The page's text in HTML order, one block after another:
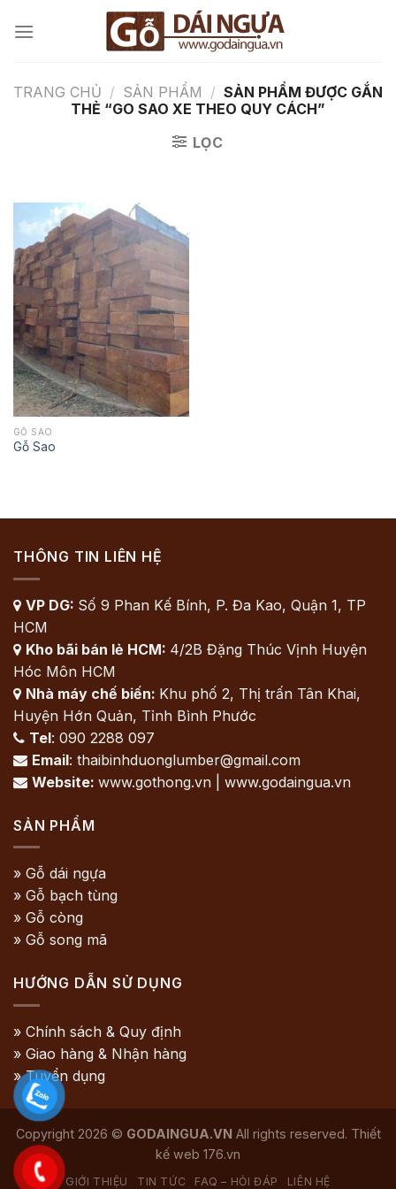
đến
TRANG CHỦ / SẢN PHẨM / SẢN PHẨM ĐƯỢC GẮN
THẺ “GO SAO XE THEO QUY CÁCH”
LỌC
GỖ SAO
Gỗ Sao
THÔNG TIN LIÊN HỆ
 VP DG: Số 9 Phan Kế Bính, P. Đa Kao, Quận 1, TP
HCM
 Kho bãi bán lẻ HCM: 4/2B Đặng Thúc Vịnh Huyện
Hóc Môn HCM
 Nhà máy chế biến: Khu phố 2, Thị trấn Tân Khai,
Huyện Hớn Quản, Tỉnh Bình Phước
 Tel: 090 2288 097
 Email: thaibinhduonglumber@gmail.com
 Website: www.gothong.vn | www.godaingua.vn
SẢN PHẨM
» Gỗ dái ngựa
» Gỗ bạch tùng
» Gỗ còng
» Gỗ song mã
HƯỚNG DẪN SỬ DỤNG
» Chính sách & Quy định
» Giao hàng & Nhận hàng
» Tuyển dụng
Copyright 2026 © GODAINGUA.VN All rights reserved. Thiết
kế web 176.vn
GIỚI THIỆU TIN TỨC FAQ – HỎI ĐÁP LIÊN HỆ